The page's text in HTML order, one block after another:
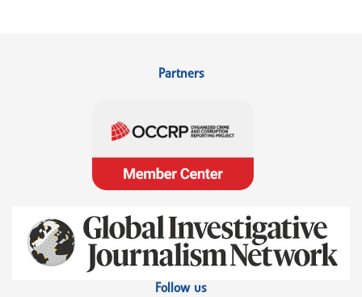
Partners
Follow us